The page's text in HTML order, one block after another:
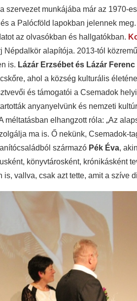
szervezet munkájába már az 1970-
a Palócföld lapokban jelennek
az olvasókban és hallgatókban.
Népdalkör alapítója. 2013-tól
is. Lázár Erzsébet és Lázár Ferenc
ahol a község kulturális
és támogatói a Csemadok
anyanyelvünk és nemzeti
méltatásban elhangzott róla: „Az
ma is. Ő nekünk, Csemadok-
származó Pék Éva,
könyvtárosként, krónikásként
is, vallva, csak azt tette, amit a szíve